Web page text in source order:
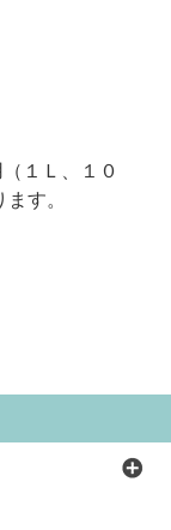
１Ｌ、１０
す。